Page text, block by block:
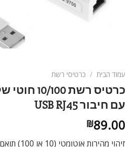
עמוד הבית / כרטיסי רשת
עם חיבור USB RJ45
₪89.00